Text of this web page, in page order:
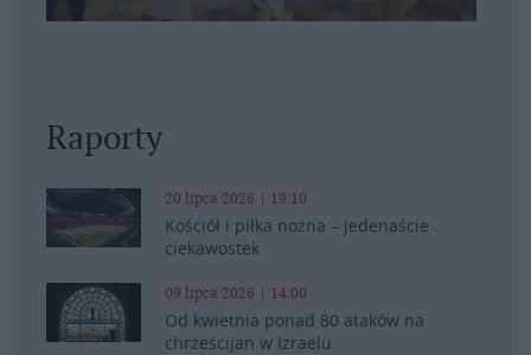
Raporty
20 lipca 2026 | 19:10
Kościół i piłka nożna – jedenaście
ciekawostek
09 lipca 2026 | 14:00
Od kwietnia ponad 80 ataków na
chrześcijan w Izraelu